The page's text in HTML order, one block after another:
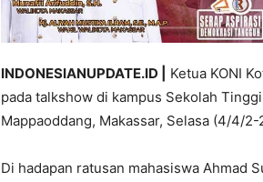
INDONESIANUPDATE.ID |
Ketua KONI
pada talkshow di kampus Sekolah
Mappaoddang, Makassar, Selasa (4/4/2-
Di hadapan ratusan mahasiswa Ahmad